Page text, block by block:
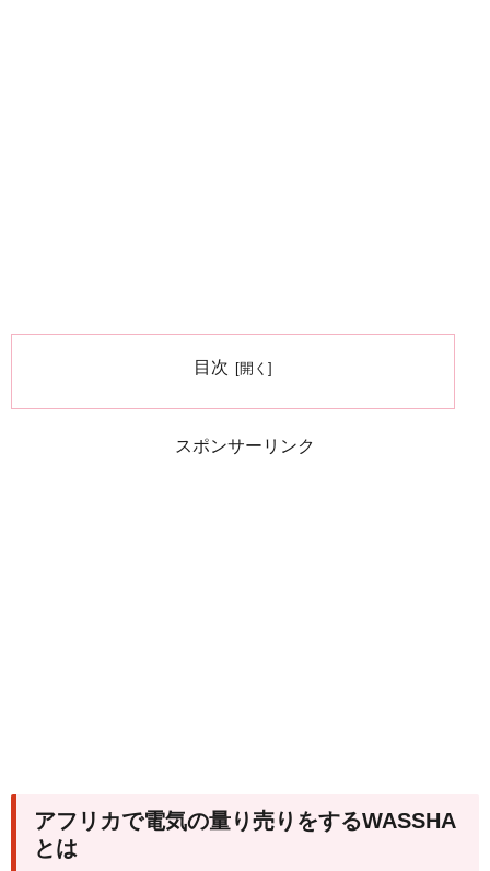
目次
スポンサーリンク
アフリカで電気の量り売りをするWASSHA
とは